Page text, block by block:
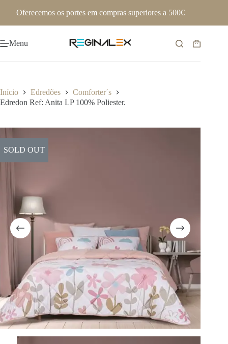
Oferecemos os portes em compras superiores a 500€
Menu
Carrinho
Início Edredões
Comforter´s
Edredon Ref: Anita LP 100% Poliester.
SOLD OUT